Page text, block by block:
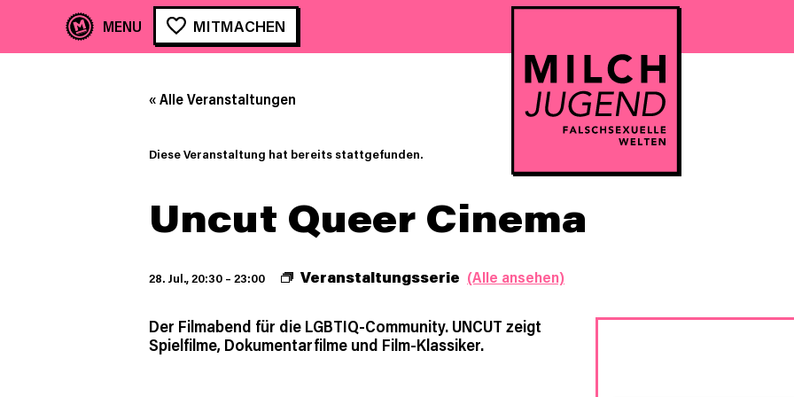
MITMACHEN
« Alle Veranstaltungen
Diese Veranstaltung hat bereits stattgefunden.
Uncut Queer Cinema
28. Jul., 20:30 – 23:00 Veranstaltungsserie (Alle ansehen)
Der Filmabend für die LGBTIQ-Community. UNCUT zeigt
Spielfilme, Dokumentarfilme und Film-Klassiker.